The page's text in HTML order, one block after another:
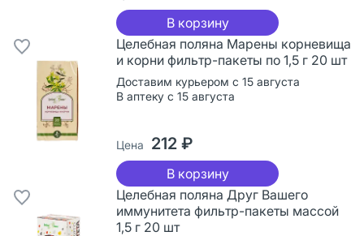
В корзину
Целебная поляна Марены корневища
и корни фильтр-пакеты по 1,5 г 20 шт
Доставим курьером с 15 августа
В аптеку с 15 августа
Цена 212 ₽
В корзину
Целебная поляна Друг Вашего
иммунитета фильтр-пакеты массой
1,5 г 20 шт